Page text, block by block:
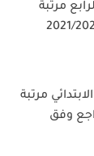
مرتبة
مرتبة
وفق